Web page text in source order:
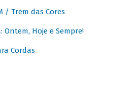
/ Trem das Cores
Ontem, Hoje e Sempre!
Cordas